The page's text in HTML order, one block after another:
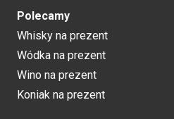
Polecamy
Whisky na prezent
Wódka na prezent
Wino na prezent
Koniak na prezent